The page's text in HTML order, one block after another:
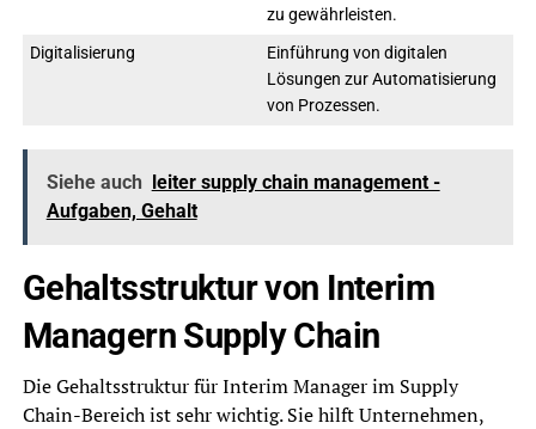
zu gewährleisten.
Digitalisierung
Einführung von digitalen
Lösungen zur Automatisierung
von Prozessen.
Siehe auch leiter supply chain management -
Aufgaben, Gehalt
Gehaltsstruktur von Interim
Managern Supply Chain
Die Gehaltsstruktur für Interim Manager im Supply
Chain-Bereich ist sehr wichtig. Sie hilft Unternehmen,